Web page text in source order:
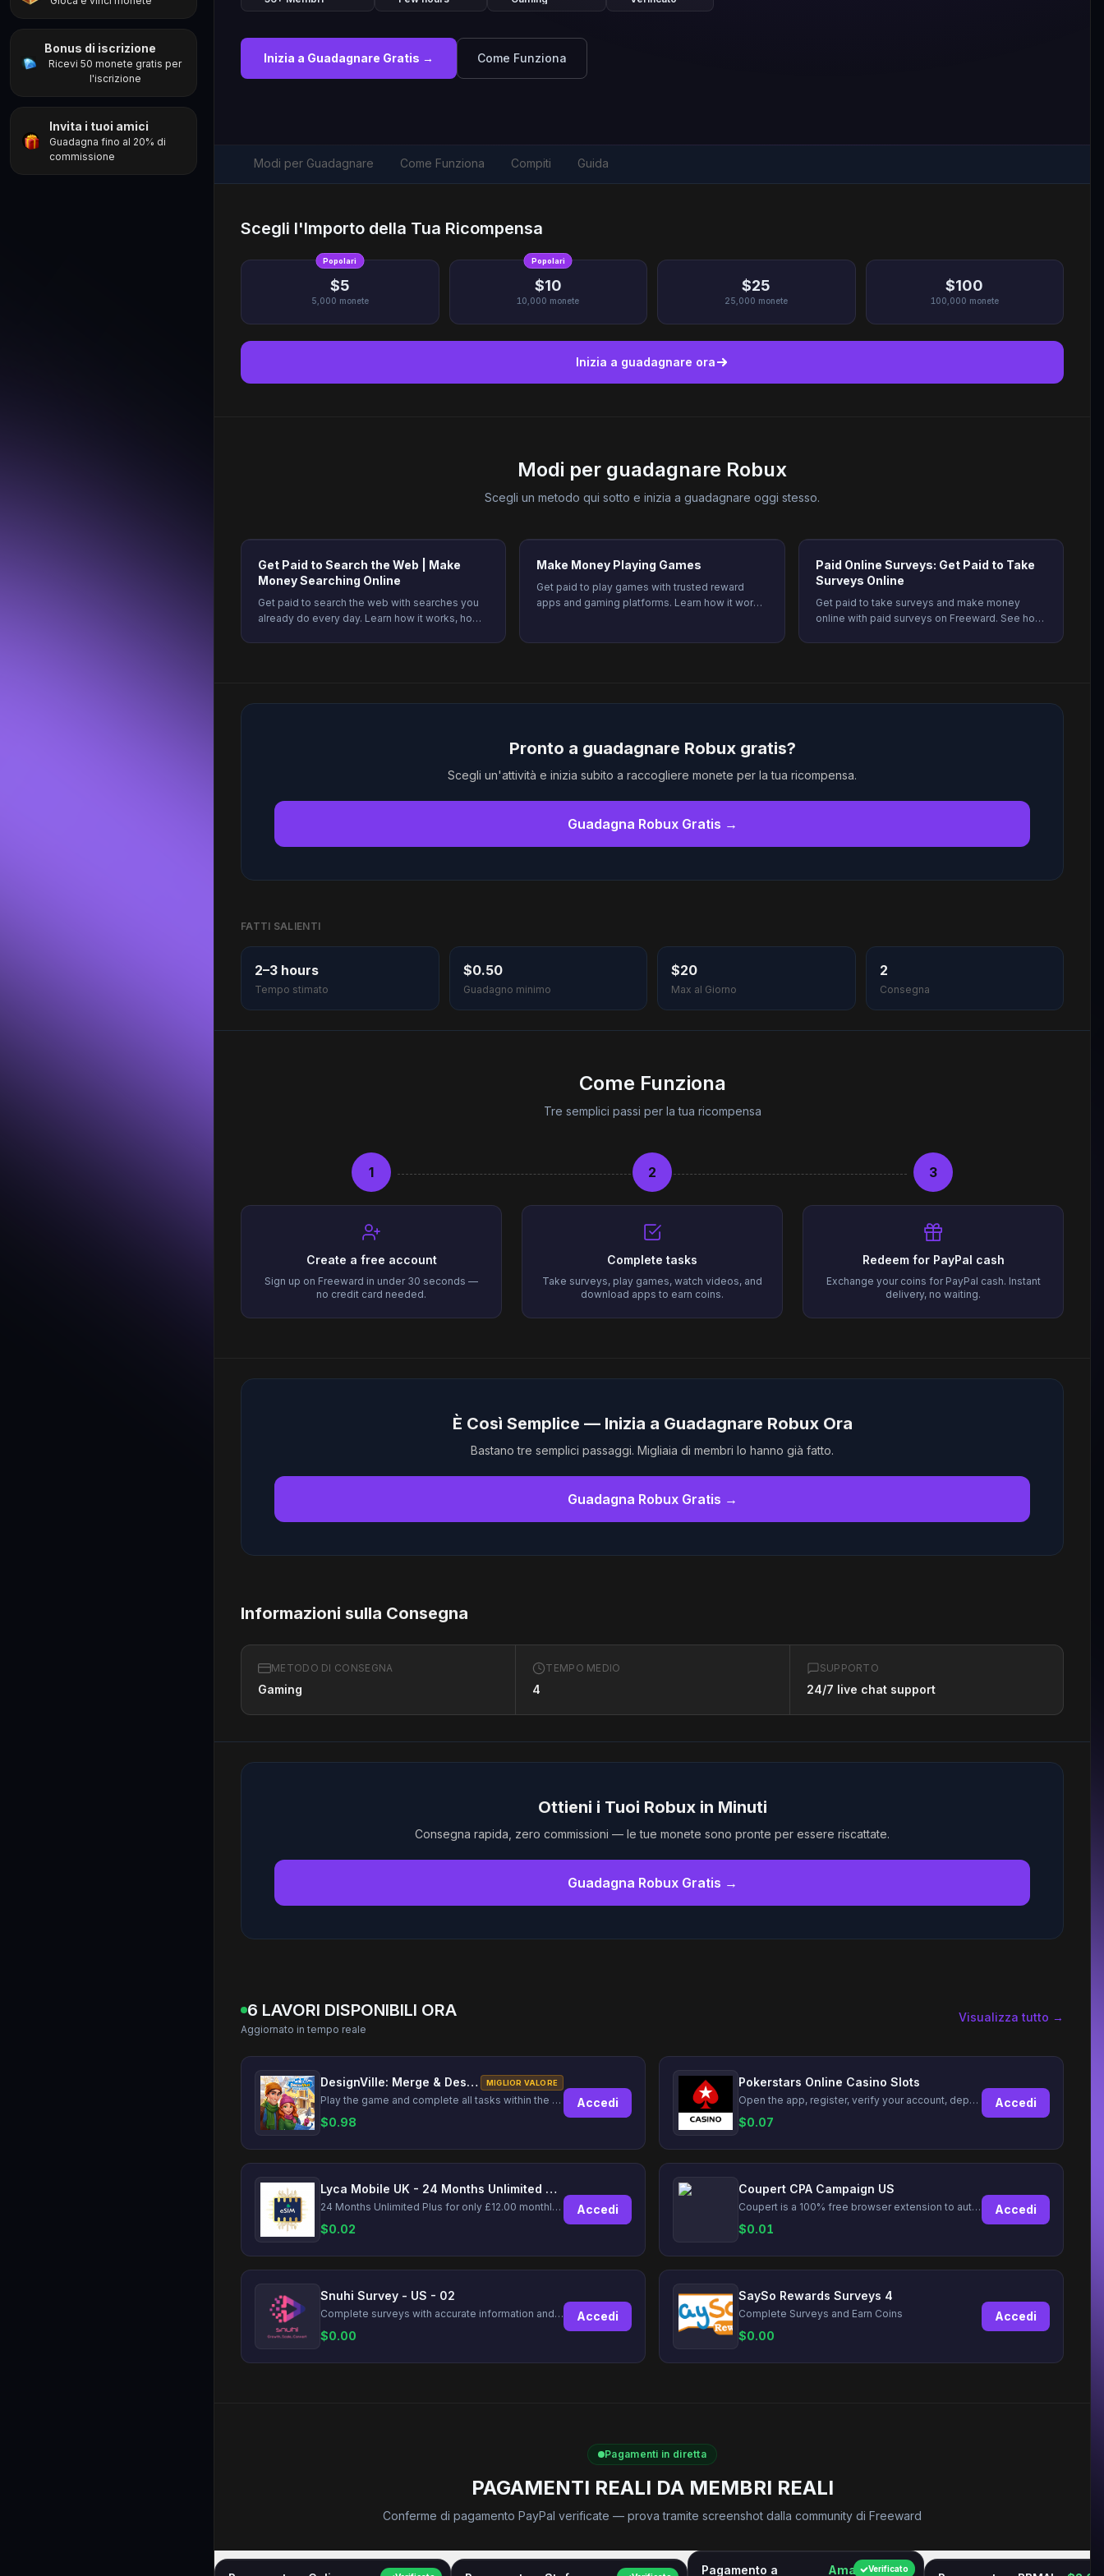
Bonus di iscrizione
Ricevi 50 monete gratis per
l'iscrizione
Invita i tuoi amici
Guadagna fino al 20% di
commissione
Inizia a Guadagnare Gratis → Come Funziona
Modi per Guadagnare Come Funziona Compiti Guida
Scegli l'Importo della Tua Ricompensa
Popolari
$5
5,000 monete
Popolari
$10
10,000 monete
$25
25,000 monete
$100
100,000 monete
Inizia a guadagnare ora
Modi per guadagnare Robux
Scegli un metodo qui sotto e inizia a guadagnare oggi stesso.
Get Paid to Search the Web | Make
Money Searching Online
Get paid to search the web with searches you
already do every day. Learn how it works, how
Make Money Playing Games
Get paid to play games with trusted reward
apps and gaming platforms. Learn how it works,
Paid Online Surveys: Get Paid to Take
Surveys Online
Get paid to take surveys and make money
online with paid surveys on Freeward. See how
Pronto a guadagnare Robux gratis?
Scegli un'attività e inizia subito a raccogliere monete per la tua ricompensa.
Guadagna Robux Gratis →
FATTI SALIENTI
2–3 hours
Tempo stimato
$0.50
Guadagno minimo
$20
Max al Giorno
2
Consegna
Come Funziona
Tre semplici passi per la tua ricompensa
1
Create a free account
Sign up on Freeward in under 30 seconds —
no credit card needed.
2
Complete tasks
Take surveys, play games, watch videos, and
download apps to earn coins.
3
Redeem for PayPal cash
Exchange your coins for PayPal cash. Instant
delivery, no waiting.
È Così Semplice — Inizia a Guadagnare Robux Ora
Bastano tre semplici passaggi. Migliaia di membri lo hanno già fatto.
Guadagna Robux Gratis →
Informazioni sulla Consegna
METODO DI CONSEGNA
Gaming
TEMPO MEDIO
4
SUPPORTO
24/7 live chat support
Ottieni i Tuoi Robux in Minuti
Consegna rapida, zero commissioni — le tue monete sono pronte per essere riscattate.
Guadagna Robux Gratis →
6 LAVORI DISPONIBILI ORA
Aggiornato in tempo reale
Visualizza tutto →
DesignVille: Merge & Design MIGLIOR VALORE
Play the game and complete all tasks within the specified timeframes.
$0.98
Accedi
Pokerstars Online Casino Slots
Open the app, register, verify your account, deposit and wager a minimum of €10 using a valid credit card.
$0.07
Accedi
Lyca Mobile UK - 24 Months Unlimited Plus!
24 Months Unlimited Plus for only £12.00 monthly for the first 6 months, then £24. Activate your new service today for just £12.00 to earn reward.
$0.02
Accedi
Coupert CPA Campaign US
Coupert is a 100% free browser extension to automatically find and apply coupons, and offer cashback. Coupert will let you know if there are available coupons and a Cash Back reward available during your shopping journey.
$0.01
Accedi
Snuhi Survey - US - 02
Complete surveys with accurate information and earn up to $5 per survey!
$0.00
Accedi
SaySo Rewards Surveys 4
Complete Surveys and Earn Coins
$0.00
Accedi
Pagamenti in diretta
PAGAMENTI REALI DA MEMBRI REALI
Conferme di pagamento PayPal verificate — prova tramite screenshot dalla community di Freeward
Verificato
Pagamento a Amazon GC